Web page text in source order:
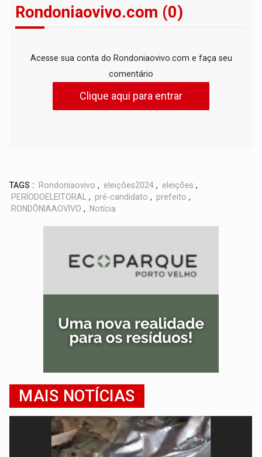
Rondoniaovivo.com (0)
Acesse sua conta do Rondoniaovivo.com e faça seu
comentário
Clique aqui para entrar
TAGS : Rondoniaovivo , eleições2024 , eleições ,
PERÍODOELEITORAL
, pré-candidato , prefeito ,
RONDÔNIAAOVIVO , Notícia
MAIS NOTÍCIAS